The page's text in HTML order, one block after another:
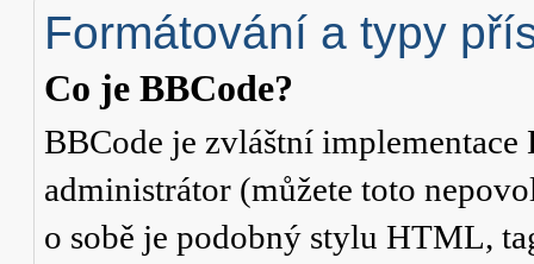
Formátování a typy
Co je BBCode?
BBCode je zvláštní
administrátor (můžete toto
o sobě je podobný stylu HTML,